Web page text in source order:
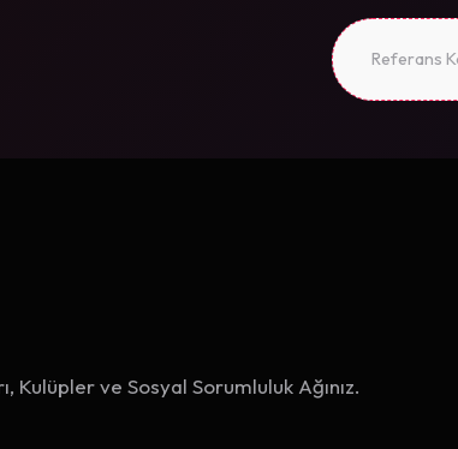
Referans
Kulüpler ve Sosyal Sorumluluk Ağınız.